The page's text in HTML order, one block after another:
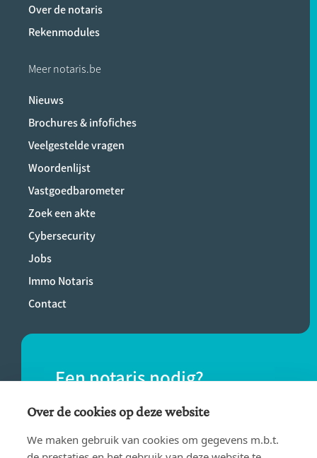
Over de notaris
Rekenmodules
Meer notaris.be
Nieuws
Brochures & infofiches
Veelgestelde vragen
Woordenlijst
Vastgoedbarometer
Zoek een akte
Cybersecurity
Jobs
Immo Notaris
Contact
Een notaris nodig?
Vind eenvoudig een notaris bij jou in de
buurt.
Over de cookies op deze website
We maken gebruik van cookies om gegevens m.b.t.